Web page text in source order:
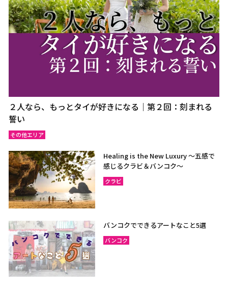
２人なら、もっとタイが好きになる｜第２回：刻まれる
誓い
その他エリア
Healing is the New Luxury ～五感で
感じるクラビ＆バンコク～
クラビ
バンコクでできるアートなこと5選
バンコク